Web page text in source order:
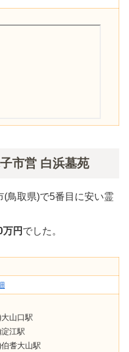
市営 白浜墓苑
(鳥取県)で5番目に安い霊
万円 でした。
山口駅
江駅
耆大山駅